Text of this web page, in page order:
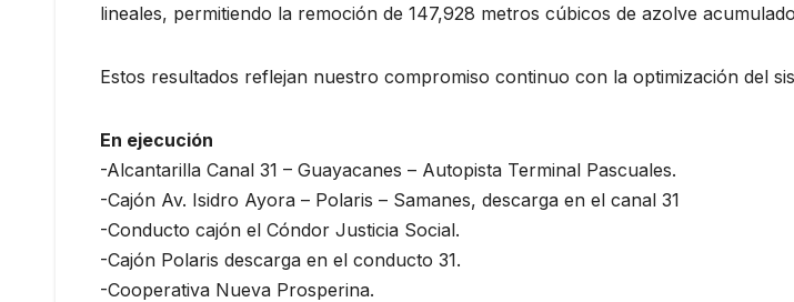
lineales, permitiendo la remoción de 147,928 metros cúbicos de azolve
Estos resultados reflejan nuestro compromiso continuo con la optimización del
En ejecución
-Alcantarilla Canal 31 – Guayacanes – Autopista Terminal Pascuales.
-Cajón Av. Isidro Ayora – Polaris – Samanes, descarga en el canal 31
-Conducto cajón el Cóndor Justicia Social.
-Cajón Polaris descarga en el conducto 31.
-Cooperativa Nueva Prosperina.